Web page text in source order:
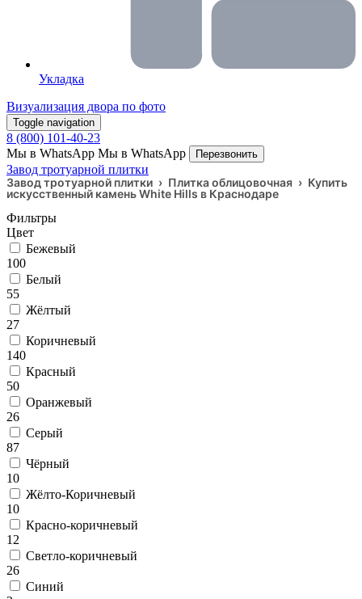
Укладка
Визуализация двора по фото
Toggle navigation
8 (800) 101-40-23
Мы в WhatsApp Мы в WhatsApp Перезвонить
Завод тротуарной плитки
Завод тротуарной плитки › Плитка облицовочная › Купить
искусственный камень White Hills в Краснодаре
Фильтры
Цвет
Бежевый
100
Белый
55
Жёлтый
27
Коричневый
140
Красный
50
Оранжевый
26
Серый
87
Чёрный
10
Жёлто-Коричневый
10
Красно-коричневый
12
Светло-коричневый
26
Синий